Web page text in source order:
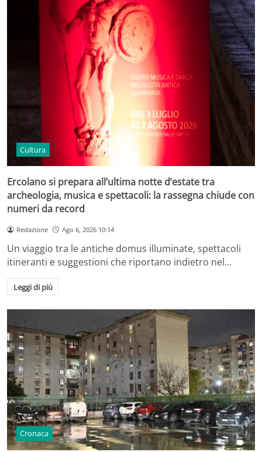
Cultura
Ercolano si prepara all’ultima notte d’estate tra
archeologia, musica e spettacoli: la rassegna chiude con
numeri da record
Redazione Ago 6, 2026 10:14
Un viaggio tra le antiche domus illuminate, spettacoli
itineranti e suggestioni che riportano indietro nel…
Leggi di più
Cronaca